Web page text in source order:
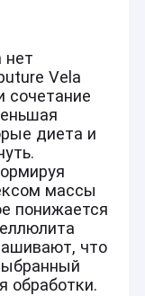
нет
Vela
сочетание
диета и
массы
понижается
что
обработки.